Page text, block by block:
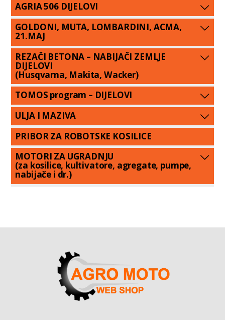
AGRIA 506 DIJELOVI
GOLDONI, MUTA, LOMBARDINI, ACMA,
21.MAJ
REZAČI BETONA – NABIJAČI ZEMLJE
DIJELOVI
(Husqvarna, Makita, Wacker)
TOMOS program – DIJELOVI
ULJA I MAZIVA
PRIBOR ZA ROBOTSKE KOSILICE
MOTORI ZA UGRADNJU
(za kosilice, kultivatore, agregate, pumpe,
nabijače i dr.)